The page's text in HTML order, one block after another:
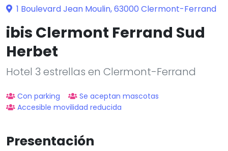
1 Boulevard Jean Moulin, 63000 Clermont-Ferrand
ibis Clermont Ferrand Sud
Herbet
Hotel 3 estrellas en Clermont-Ferrand
Con parking
Se aceptan mascotas
Accesible movilidad reducida
Presentación